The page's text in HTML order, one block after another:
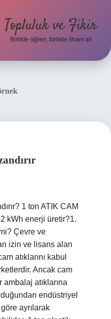
Topluluk ve Fikir
Birlikte öğren, birlikte ilham al!
1 ton ATIK CAM
kWh enerji üretir?1.
Çevre ve
izin ve lisans alan
atıklarını kabul
Ancak cam
ambalaj atıklarına
endüstriyel
ayrılarak